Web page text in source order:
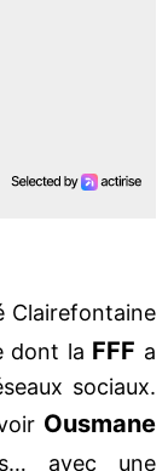
Clairefontaine
dont la FFF a
sociaux.
Ousmane
avec une